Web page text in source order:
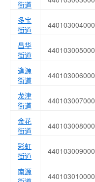
街道
多宝
街道
440103004000
昌华
街道
440103005000
逢源
街道
440103006000
龙津
街道
440103007000
金花
街道
440103008000
彩虹
街道
440103009000
南源
440103010000